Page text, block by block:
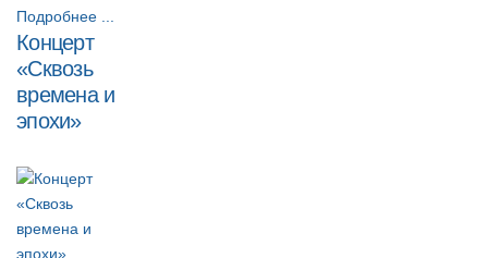
Подробнее ...
Концерт
«Сквозь
времена и
эпохи»